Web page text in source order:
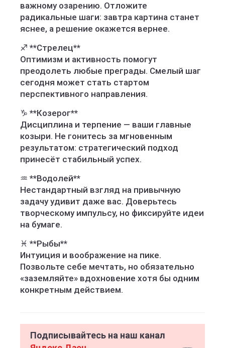
важному озарению. Отложите
радикальные шаги: завтра картина станет
яснее, а решение окажется вернее.
♐ **Стрелец**
Оптимизм и активность помогут
преодолеть любые преграды. Смелый шаг
сегодня может стать стартом
перспективного направления.
♑ **Козерог**
Дисциплина и терпение — ваши главные
козыри. Не гонитесь за мгновенным
результатом: стратегический подход
принесёт стабильный успех.
♒ **Водолей**
Нестандартный взгляд на привычную
задачу удивит даже вас. Доверьтесь
творческому импульсу, но фиксируйте идеи
на бумаге.
♓ **Рыбы**
Интуиция и воображение на пике.
Позвольте себе мечтать, но обязательно
«заземляйте» вдохновение хотя бы одним
конкретным действием.
Подписывайтесь на наш канал